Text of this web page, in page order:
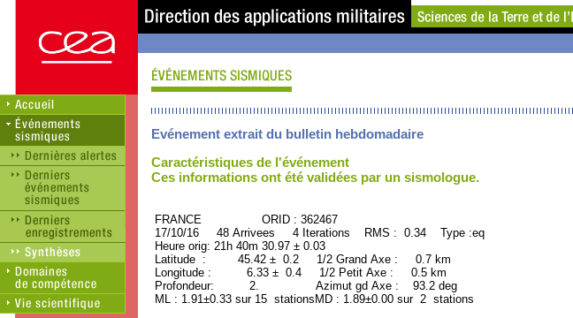
Evénement extrait du bulletin hebdomadaire
Caractéristiques de l'événement
Ces informations ont été validées par un sismologue.
FRANCE ORID : 362467
17/10/16 48 Arrivees 4 Iterations RMS : 0.34 Type :eq
Heure orig: 21h 40m 30.97 ± 0.03
Latitude : 45.42 ± 0.2 1/2 Grand Axe : 0.7 km
Longitude : 6.33 ± 0.4 1/2 Petit Axe : 0.5 km
Profondeur: 2. Azimut gd Axe : 93.2 deg
ML : 1.91±0.33 sur 15 stationsMD : 1.89±0.00 sur 2 stations